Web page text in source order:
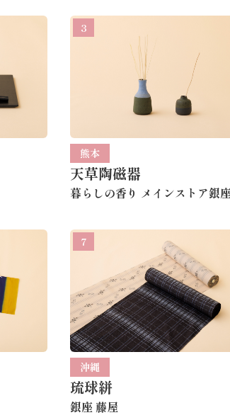
3
熊本
天草陶磁器
暮らしの香り メインストア銀
7
沖縄
琉球絣
銀座 藤屋